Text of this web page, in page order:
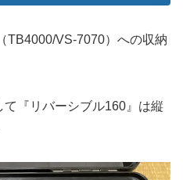
TB4000/VS-7070）への収納
て『リバーシブル160』は縦